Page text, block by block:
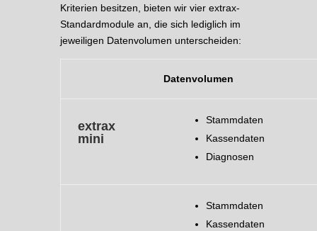
Kriterien besitzen, bieten wir vier extrax-
Standardmodule an, die sich lediglich im
jeweiligen Datenvolumen unterscheiden:
Datenvolumen
extrax
mini
Stammdaten
Kassendaten
Diagnosen
Stammdaten
Kassendaten